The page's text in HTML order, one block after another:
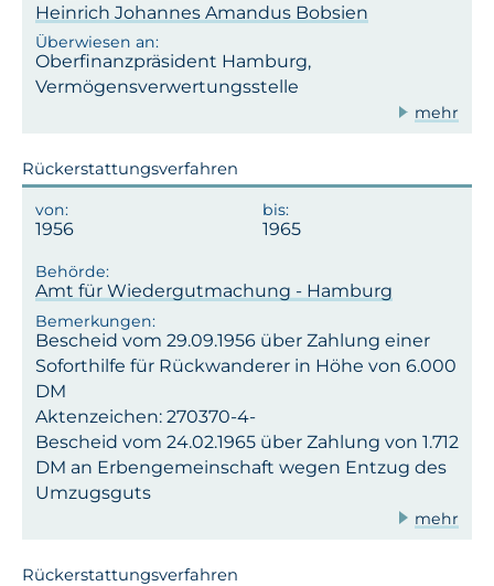
Heinrich Johannes Amandus Bobsien
Oberfinanzpräsident Hamburg,
Vermögensverwertungsstelle
mehr
Rückerstattungsverfahren
1956 1965
Amt für Wiedergutmachung - Hamburg
Bescheid vom 29.09.1956 über Zahlung einer
Soforthilfe für Rückwanderer in Höhe von 6.000
DM
Aktenzeichen: 270370-4-
Bescheid vom 24.02.1965 über Zahlung von 1.712
DM an Erbengemeinschaft wegen Entzug des
Umzugsguts
mehr
Rückerstattungsverfahren